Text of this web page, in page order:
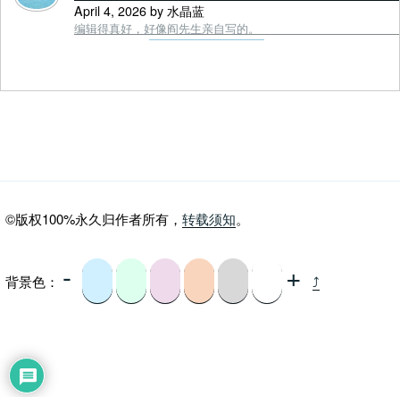
April 4, 2026 by 水晶蓝
编辑得真好，好像阎先生亲自写的。
©版权100%永久归作者所有， 转载须知。
背景色： - + ⤴